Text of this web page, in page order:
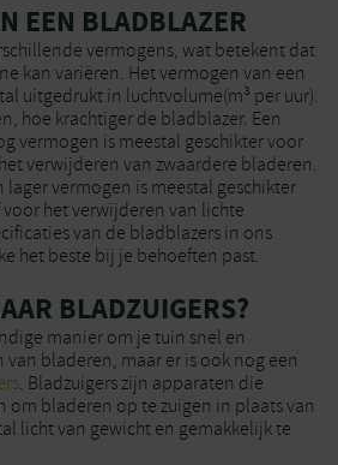
EEN BLADBLAZER
vermogens, wat betekent dat
kan variëren. Het vermogen van een
uitgedrukt in luchtvolume(m³ per uur).
hoe krachtiger de bladblazer. Een
vermogen is meestal geschikter voor
verwijderen van zwaardere bladeren.
lager vermogen is meestal geschikter
het verwijderen van lichte
van de bladblazers in ons
het beste bij je behoeften past.
BLADZUIGERS?
manier om je tuin snel en
bladeren, maar er is ook nog een
. Bladzuigers zijn apparaten die
om bladeren op te zuigen in plaats van
licht van gewicht en gemakkelijk te